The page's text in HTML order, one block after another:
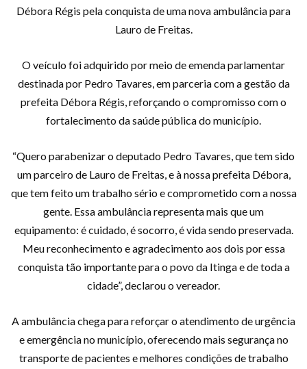
Débora Régis pela conquista de uma nova ambulância para
Lauro de Freitas.
O veículo foi adquirido por meio de emenda parlamentar
destinada por Pedro Tavares, em parceria com a gestão da
prefeita Débora Régis, reforçando o compromisso com o
fortalecimento da saúde pública do município.
“Quero parabenizar o deputado Pedro Tavares, que tem sido
um parceiro de Lauro de Freitas, e à nossa prefeita Débora,
que tem feito um trabalho sério e comprometido com a nossa
gente. Essa ambulância representa mais que um
equipamento: é cuidado, é socorro, é vida sendo preservada.
Meu reconhecimento e agradecimento aos dois por essa
conquista tão importante para o povo da Itinga e de toda a
cidade”, declarou o vereador.
A ambulância chega para reforçar o atendimento de urgência
e emergência no município, oferecendo mais segurança no
transporte de pacientes e melhores condições de trabalho